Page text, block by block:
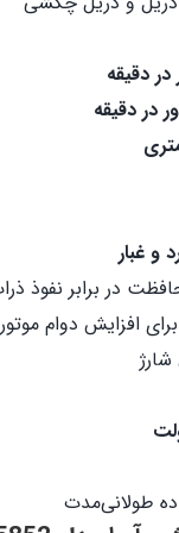
و غبار
در برابر نفوذ
افزایش دوام موتور
شارژ
طولانی‌مدت